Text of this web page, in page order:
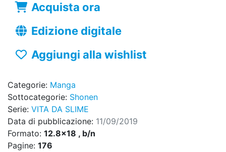
Acquista ora
Edizione digitale
Aggiungi alla wishlist
Categorie: Manga
Sottocategorie: Shonen
Serie: VITA DA SLIME
Data di pubblicazione: 11/09/2019
Formato: 12.8x18 , b/n
Pagine: 176